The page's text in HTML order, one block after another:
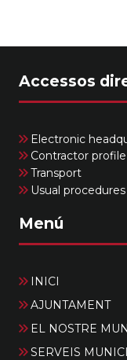
Accessos
Electronic
Contractor profile
Transport
Usual procedures
Menú
INICI
AJUNTAMENT
EL NOSTRE
SERVEIS